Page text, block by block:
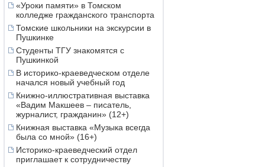
«Уроки памяти» в Томском
колледже гражданского транспорта
Томские школьники на экскурсии в
Пушкинке
Студенты ТГУ знакомятся с
Пушкинкой
В историко-краеведческом отделе
начался новый учебный год
Книжно-иллюстративная выставка
«Вадим Макшеев – писатель,
журналист, гражданин» (12+)
Книжная выставка «Музыка всегда
была со мной» (16+)
Историко-краеведческий отдел
приглашает к сотрудничеству